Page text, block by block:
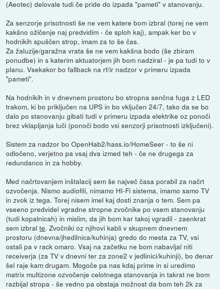
(Aeotec) delovale tudi če pride do izpada "pameti" v stanovanju.
Za senzorje prisotnosti še ne vem katere bom izbral (torej ne vem
kakšno ožičenje naj predvidim - če sploh kaj), ampak ker bo v
hodnikih spuščen strop, imam za to še čas.
Za žaluzije/garažna vrata še ne vem kakšna bodo (še zbiram
ponudbe) in s katerim aktuatorjem jih bom nadziral - je pa tudi to v
planu. Vsekakor bo fallback na rf/ir nadzor v primeru izpada
"pameti".
Na hodnikih in v dnevnem prostoru bo stropna senčna fuga z LED
trakom, ki bo priključen na UPS in bo vključen 24/7, tako da se bo
dalo po stanovanju gibati tudi v primeru izpada elektrike oz ponoči
brez vklapljanja luči (ponoči bodo vsi senzorji prisotnosti izključeni).
Sistem za nadzor bo OpenHab2/hass.io/HomeSeer - to še ni
odločeno, verjetno pa vsaj dva izmed teh - če ne drugega za
redundanco in za hobby.
Med načrtovanjem inštalacij sem še največ časa porabil za načrt
ozvočenja. Nismo audiofili, nimamo HI-Fi sistema, imamo samo TV
in zvok iz tega. Torej nisem imel kaj dosti znanja o tem. Sem pa
vseeno predvidel vgradne stropne zvočnike po vsem stanovanju
(tudi kopalnicah) in mislim, da jih bom kar takoj vgradil - zaenkrat
sem izbralte. Zvočniki oz njihovi kabli v skupnem dnevnem
prostoru (dnevna/jhedilnica/kuhinja) gredo do mesta za TV, vsi
ostali pa v rack omaro. Vsaj na začetku ne bom nabavljal niti
receiverja (za TV v dnevni ter za zone2 v jedlinici/kuhinji), bo denar
šel raje kam drugam. Mogoče pa nas kdaj prime in si uredimo
matrix multizone ozvočenje celotnega stanovanja in takrat ne bom
razbijal stropa - še vedno pa obstaja možnost da bom teh 2k za